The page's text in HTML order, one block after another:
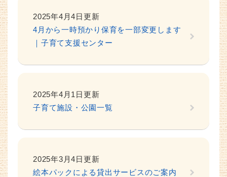
2025年4月4日更新
4月から一時預かり保育を一部変更します
｜子育て支援センター
2025年4月1日更新
子育て施設・公園一覧
2025年3月4日更新
絵本パックによる貸出サービスのご案内